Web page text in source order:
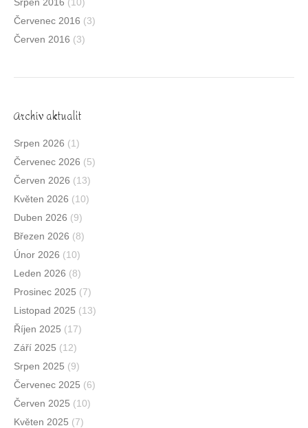
Červenec 2016 (3)
Červen 2016 (3)
Archív aktualit
Srpen 2026 (1)
Červenec 2026 (5)
Červen 2026 (13)
Květen 2026 (10)
Duben 2026 (9)
Březen 2026 (8)
Únor 2026 (10)
Leden 2026 (8)
Prosinec 2025 (7)
Listopad 2025 (13)
Říjen 2025 (17)
Září 2025 (12)
Srpen 2025 (9)
Červenec 2025 (6)
Červen 2025 (10)
Květen 2025 (7)